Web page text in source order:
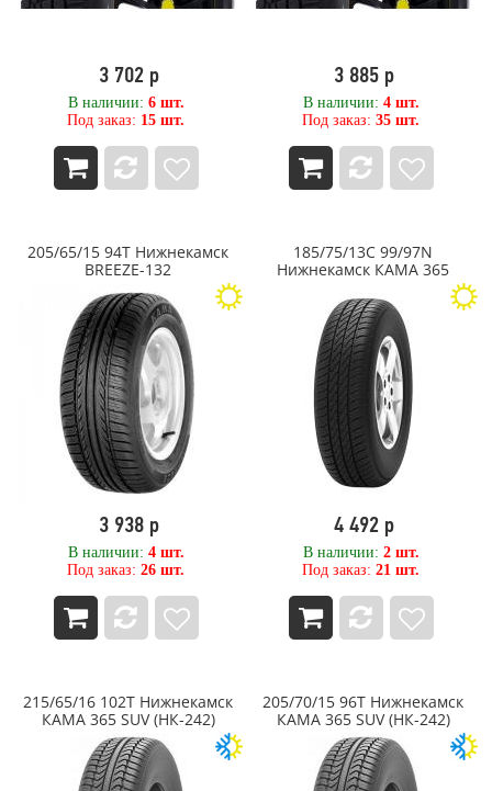
3 702 р
В наличии: 6 шт.
Под заказ: 15 шт.
3 885 р
В наличии: 4 шт.
Под заказ:35 шт.
205/65/15 94T Нижнекамск
BREEZE-132
3 938 р
В наличии: 4 шт.
Под заказ:26 шт.
185/75/13C 99/97N
Нижнекамск КАМА 365
4 492 р
В наличии: 2 шт.
Под заказ:21 шт.
215/65/16 102T Нижнекамск
КАМА 365 SUV (НК-242)
205/70/15 96T Нижнекамск
КАМА 365 SUV (НК-242)